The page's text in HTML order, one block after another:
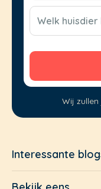
(Vereist)
CAPTCHA
Welk huisdier
Wij
Interessante